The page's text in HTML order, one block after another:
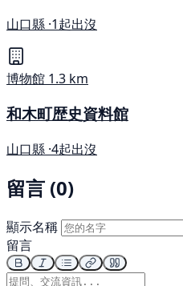
山口縣 ·1起出沒
博物館 1.3 km
和木町歴史資料館
山口縣 ·4起出沒
留言 (0)
顯示名稱
留言